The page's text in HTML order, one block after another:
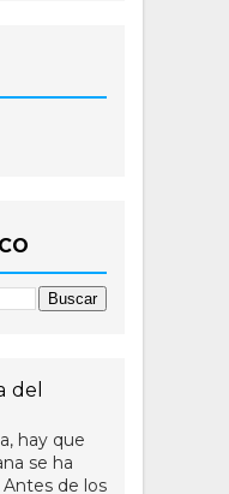
del
hay que
se ha
de los